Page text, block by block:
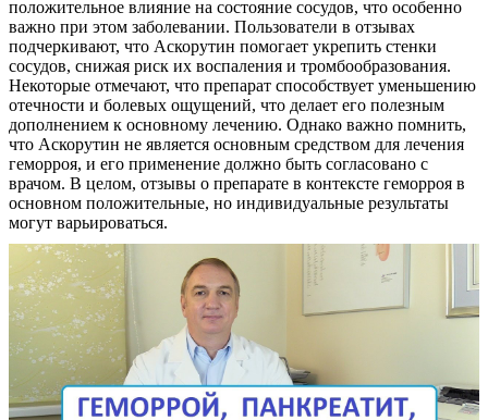
положительное влияние на состояние сосудов, что особенно
важно при этом заболевании. Пользователи в отзывах
подчеркивают, что Аскорутин помогает укрепить стенки
сосудов, снижая риск их воспаления и тромбообразования.
Некоторые отмечают, что препарат способствует уменьшению
отечности и болевых ощущений, что делает его полезным
дополнением к основному лечению. Однако важно помнить,
что Аскорутин не является основным средством для лечения
геморроя, и его применение должно быть согласовано с
врачом. В целом, отзывы о препарате в контексте геморроя в
основном положительные, но индивидуальные результаты
могут варьироваться.